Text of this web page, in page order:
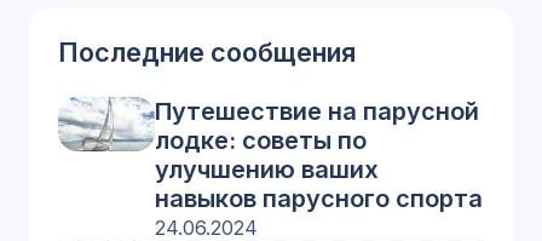
Последние сообщения
Путешествие на парусной
лодке: советы по
улучшению ваших
навыков парусного спорта
24.06.2024